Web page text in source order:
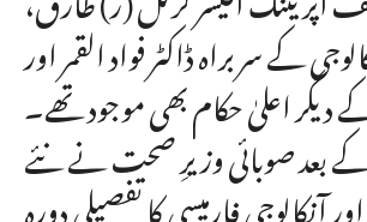
کے سربراہ ڈاکٹر فواد القمر اور
اعلیٰ حکام بھی موجود تھے۔
بعد صوبائی وزیرِ صحت نے نئے
آنکالوجی فارمیسی کا تفصیلی دورہ